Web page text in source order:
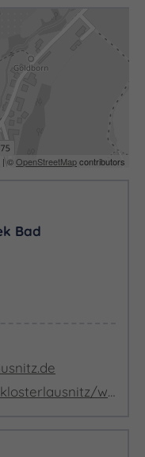
| ©OpenStreetMapcontributors
Bad
www.bibkataloge.de/badklosterlausnitz/webopac/start.aspx